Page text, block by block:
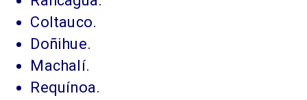
Coltauco.
Doñihue.
Machalí.
Requínoa.